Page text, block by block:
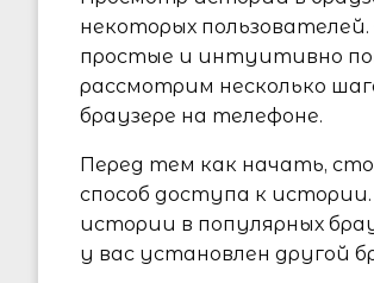
некоторых
простые и интуитивно
рассмотрим несколько
браузере на телефоне.
Перед тем как начать,
способ доступа к
истории в популярных
у вас установлен другой